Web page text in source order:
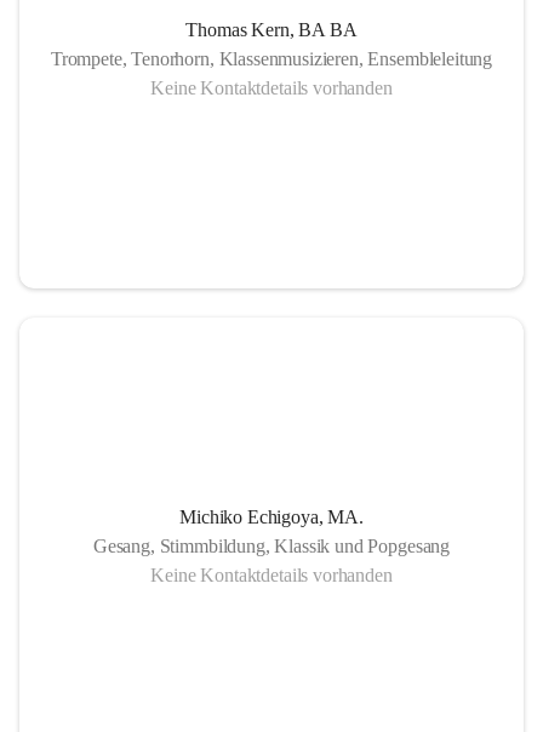
Thomas Kern, BA BA
Trompete, Tenorhorn, Klassenmusizieren, Ensembleleitung
Keine Kontaktdetails vorhanden
Michiko Echigoya, MA.
Gesang, Stimmbildung, Klassik und Popgesang
Keine Kontaktdetails vorhanden